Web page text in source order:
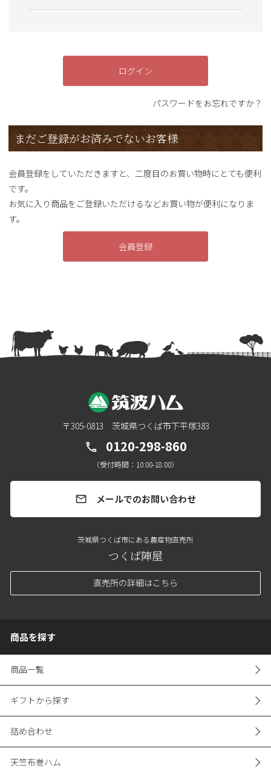
ログイン
パスワードをお忘れですか？
まだご登録がお済みでないお客様
会員登録をしていただきますと、二度目のお買い物時にとても便利
です。
お気に入り商品をご登録いただけるなどお買い物が便利になりま
す。
会員登録
〒305-0813 茨城県つくば市下平塚383
call 0120-298-860
（受付時間：10:00-18:00）
mail メールでのお問い合わせ
茨城県つくば市にある農産物直売所
つくば陣屋
直売所の詳細はこちら
商品を探す
商品一覧
ギフトから探す
詰め合わせ
天竺布巻ハム